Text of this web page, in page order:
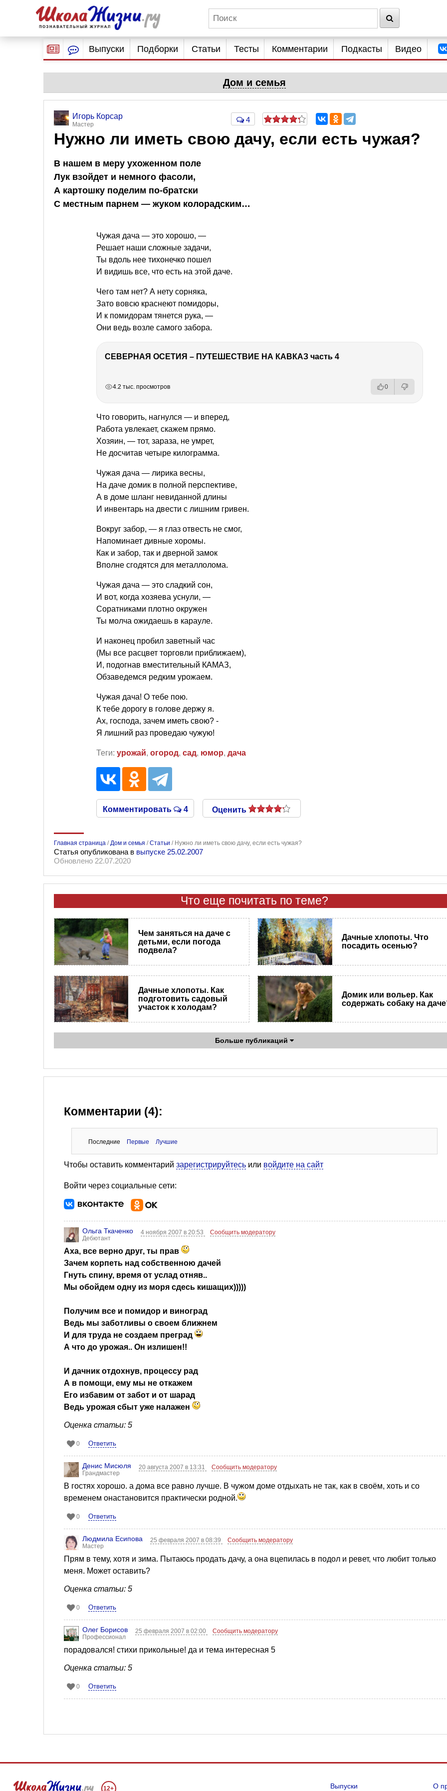
Выпуски Подборки Статьи Тесты Комментарии Подкасты Видео
Дом и семья
Игорь Корсар
Мастер
4
Нужно ли иметь свою дачу, если есть чужая?
В нашем в меру ухоженном поле
Лук взойдет и немного фасоли,
А картошку поделим по-братски
С местным парнем — жуком колорадским…
Чужая дача — это хорошо, —
Решает наши сложные задачи,
Ты вдоль нее тихонечко пошел
И видишь все, что есть на этой даче.
Чего там нет? А нету сорняка,
Зато вовсю краснеют помидоры,
И к помидорам тянется рука, —
Они ведь возле самого забора.
СЕВЕРНАЯ ОСЕТИЯ – ПУТЕШЕСТВИЕ НА КАВКАЗ часть 4
4.2 тыс. просмотров 0
Что говорить, нагнулся — и вперед,
Работа увлекает, скажем прямо.
Хозяин, — тот, зараза, не умрет,
Не досчитав четыре килограмма.
Чужая дача — лирика весны,
На даче домик в полной перспективе,
А в доме шланг невиданной длины
И инвентарь на двести с лишним гривен.
Вокруг забор, — я глаз отвесть не смог,
Напоминает дивные хоромы.
Как и забор, так и дверной замок
Вполне сгодятся для металлолома.
Чужая дача — это сладкий сон,
И вот, когда хозяева уснули, —
Соратниками плотно окружен
Ты молча ожидаешь в карауле.
И наконец пробил заветный час
(Мы все расцвет торговли приближаем),
И, подогнав вместительный КАМАЗ,
Обзаведемся редким урожаем.
Чужая дача! О тебе пою.
К тебе дорогу в голове держу я.
Ах, господа, зачем иметь свою? -
Я лишний раз проведаю чужую!
Теги: урожай, огород, сад, юмор, дача
Комментировать 4 Оценить
Главная страница / Дом и семья /Статьи / Нужно ли иметь свою дачу, если есть чужая?
Статья опубликована в выпуске 25.02.2007
Обновлено 22.07.2020
Что еще почитать по теме?
Чем заняться на даче с
детьми, если погода
подвела?
Дачные хлопоты. Что
посадить осенью?
Дачные хлопоты. Как
подготовить садовый
участок к холодам?
Домик или вольер. Как
содержать собаку на
Больше публикаций
Комментарии (4):
Последние Первые Лучшие
Чтобы оставить комментарий зарегистрируйтесь или войдите на сайт
Войти через социальные сети:
Ольга Ткаченко
Дебютант
4 ноября 2007 в 20:53 Сообщить модератору
Аха, все верно друг, ты прав
Зачем корпеть над собственною дачей
Гнуть спину, время от услад отняв..
Мы обойдем одну из моря сдесь кишащих)))))
Получим все и помидор и виноград
Ведь мы заботливы о своем ближнем
И для труда не создаем преград
А что до урожая.. Он излишен!!
И дачник отдохнув, процессу рад
А в помощи, ему мы не откажем
Его избавим от забот и от шарад
Ведь урожая сбыт уже налажен
Оценка статьи: 5
0 Ответить
Денис Мисюля
Грандмастер
20 августа 2007 в 13:31 Сообщить модератору
В гостях хорошо. а дома все равно лучше. В чужом доме отдыхать не так, как в своём, хоть и со
временем онастановится практически родной.
0 Ответить
Людмила Есипова
Мастер
25 февраля 2007 в 08:39 Сообщить модератору
Прям в тему, хотя и зима. Пытаюсь продать дачу, а она вцепилась в подол и ревет, что любит только
меня. Может оставить?
Оценка статьи: 5
0 Ответить
Олег Борисов
Профессионал
25 февраля 2007 в 02:00 Сообщить модератору
порадовался! стихи прикольные! да и тема интересная 5
Оценка статьи: 5
0 Ответить
12+ Выпуски О